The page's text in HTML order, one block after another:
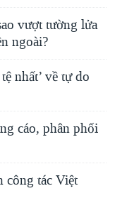
vượt tường lửa
ngoài?
nhất’ về tự do
cáo, phân phối
công tác Việt